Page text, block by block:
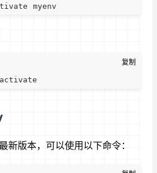
新版本，可以使用以下命令：